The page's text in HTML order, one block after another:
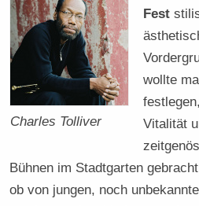
Charles Tolliver
Fest
wollte
Vitalität
Bühnen im Stadtgarten
ob von jungen, noch